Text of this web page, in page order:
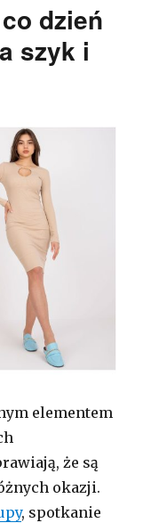
dzień
szyk i
elementem
że są
okazji.
, spotkanie